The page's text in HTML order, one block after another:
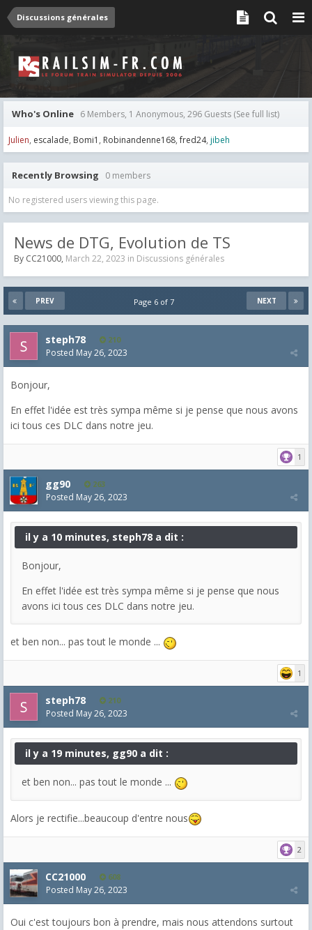
Discussions générales
Who's Online 6 Members, 1 Anonymous, 296 Guests (See full list)
Julien escalade Bomi1 Robinandenne168 fred24 jibeh
Recently Browsing 0 members
No registered users viewing this page.
News de DTG, Evolution de TS
By CC21000, March 22, 2023 in Discussions générales
PREV NEXT
Page 6 of 7
steph78 210
Posted May 26, 2023
Bonjour,
En effet l'idée est très sympa même si je pense que nous avons
ici tous ces DLC dans notre jeu.
1
gg90 263
Posted May 26, 2023
il y a 10 minutes, steph78 a dit :
Bonjour,
En effet l'idée est très sympa même si je pense que nous
avons ici tous ces DLC dans notre jeu.
et ben non... pas tout le monde ...
1
steph78 210
Posted May 26, 2023
il y a 19 minutes, gg90 a dit :
et ben non... pas tout le monde ...
Alors je rectifie...beaucoup d'entre nous
2
CC21000 608
Posted May 26, 2023
Oui c'est toujours bon à prendre, mais nous attendons surtout